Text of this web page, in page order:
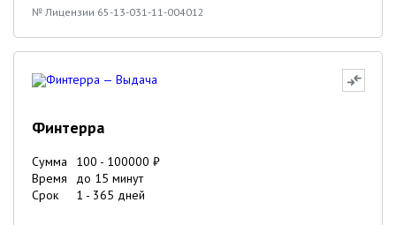
№ Лицензии 65-13-031-11-004012
Финтерра
Сумма 100 - 100000 ₽
Время
до 15 минут
Срок
1 - 365 дней